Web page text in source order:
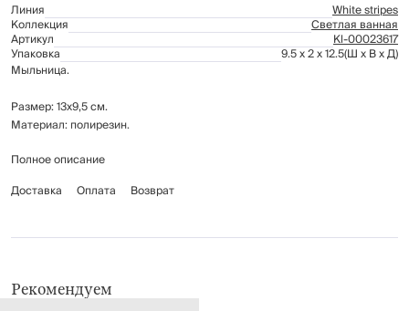
Линия
White stripes
Коллекция Светлая ванная
Артикул Kl-00023617
Упаковка 9.5 x 2 x 12.5(Ш x В x Д)
Мыльница.
Размер: 13х9,5 см.
Материал: полирезин.
Предназначена для хранения мыла или губки.
дезинфицирующих средств.
Полное описание
Доставка
Оплата Возврат
Рекомендуем